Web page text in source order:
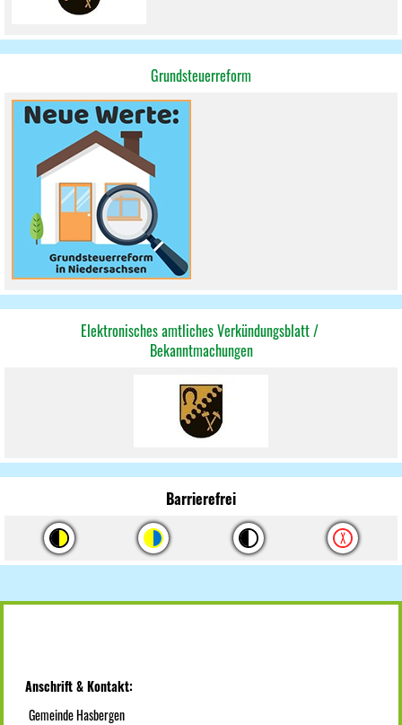
Grundsteuerreform
Elektronisches amtliches Verkündungsblatt /
Bekanntmachungen
Barrierefrei
Anschrift & Kontakt:
Gemeinde Hasbergen